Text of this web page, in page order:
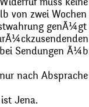
von zwei
Sendungen
nach
Jena.